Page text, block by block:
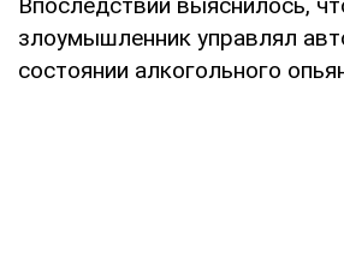
Впоследствии выяснилось,
злоумышленник управлял
состоянии алкогольного